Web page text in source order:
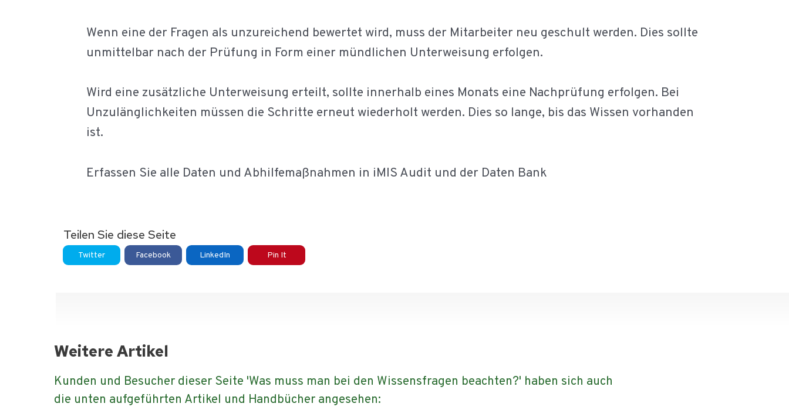
Wenn eine der Fragen als unzureichend bewertet wird, muss der Mitarbeiter neu geschult werden. Dies sollte
unmittelbar nach der Prüfung in Form einer mündlichen Unterweisung erfolgen.
Wird eine zusätzliche Unterweisung erteilt, sollte innerhalb eines Monats eine Nachprüfung erfolgen. Bei
Unzulänglichkeiten müssen die Schritte erneut wiederholt werden. Dies so lange, bis das Wissen vorhanden
ist.
Erfassen Sie alle Daten und Abhilfemaßnahmen in iMIS Audit und der Daten Bank
Teilen Sie diese Seite
Twitter Facebook LinkedIn Pin It
Weitere Artikel
Kunden und Besucher dieser Seite 'Was muss man bei den Wissensfragen beachten?' haben sich auch
die unten aufgeführten Artikel und Handbücher angesehen: